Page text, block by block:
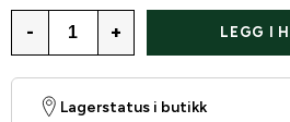
- + LEGG I
Lagerstatus i butikk